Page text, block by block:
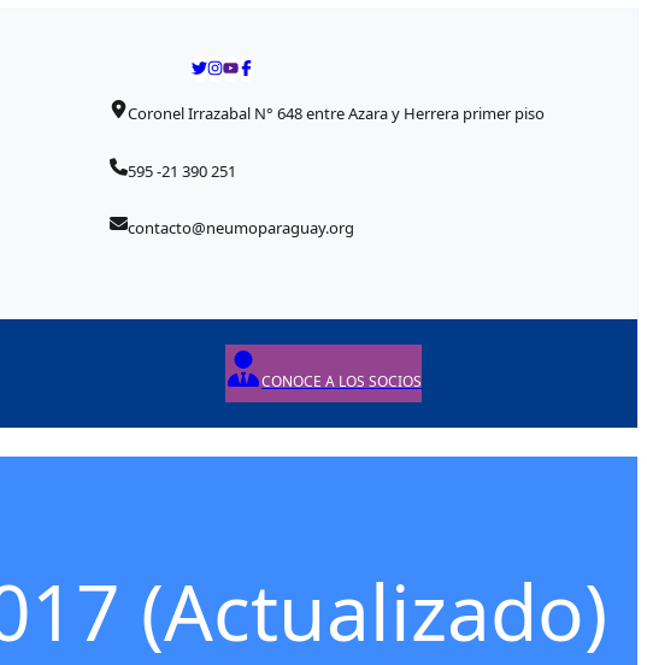
Coronel Irrazabal N° 648 entre Azara y Herrera primer piso
595 -21 390 251
contacto@neumoparaguay.org
CONOCE A LOS SOCIOS
(Actualizado)